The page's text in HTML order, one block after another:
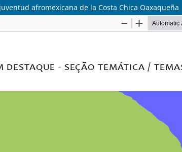
afromexicana de la Costa Chica Oaxaqueña